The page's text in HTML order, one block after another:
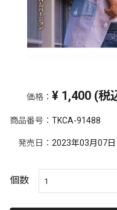
価格： ¥ 1,400 (税
商品番号： TKCA-91488
発売日： 2023年03月07日
個数